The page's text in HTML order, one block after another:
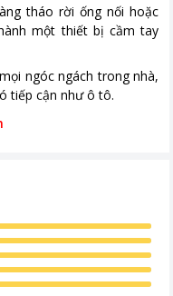
tháo rời ống nối hoặc
một thiết bị cầm tay
ngóc ngách trong nhà,
tiếp cận như ô tô.
nhưng không kém phần